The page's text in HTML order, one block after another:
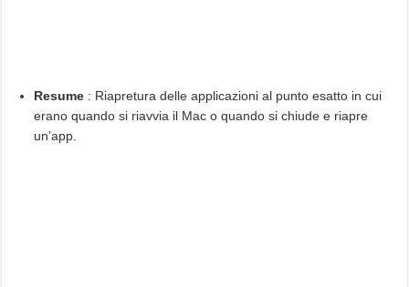
Resume : Riapretura delle applicazioni al punto esatto in cui
erano quando si riavvia il Mac o quando si chiude e riapre
un’app.